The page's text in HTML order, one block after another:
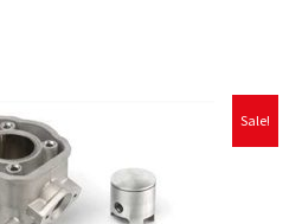
Sale!